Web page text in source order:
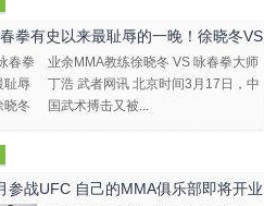
拳有史以来最耻辱的一晚！徐晓冬VS
业余MMA教练徐晓冬 VS 咏春拳大师
丁浩 武者网讯 北京时间3月17日，中
国武术搏击又被...
参战UFC 自己的MMA俱乐部即将开业